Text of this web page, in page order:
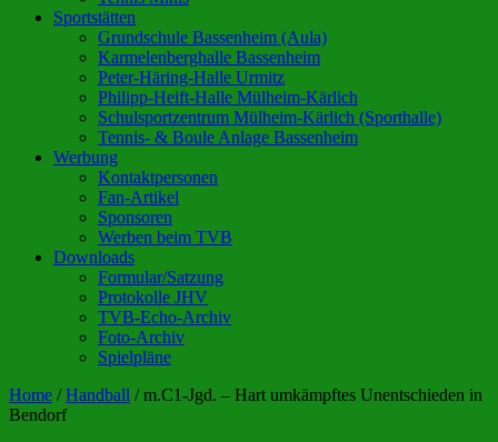
Sportstätten
Grundschule Bassenheim (Aula)
Karmelenberghalle Bassenheim
Peter-Häring-Halle Urmitz
Philipp-Heift-Halle Mülheim-Kärlich
Schulsportzentrum Mülheim-Kärlich (Sporthalle)
Tennis- & Boule Anlage Bassenheim
Werbung
Kontaktpersonen
Fan-Artikel
Sponsoren
Werben beim TVB
Downloads
Formular/Satzung
Protokolle JHV
TVB-Echo-Archiv
Foto-Archiv
Spielpläne
Home / Handball / m.C1-Jgd. – Hart umkämpftes Unentschieden in
Bendorf